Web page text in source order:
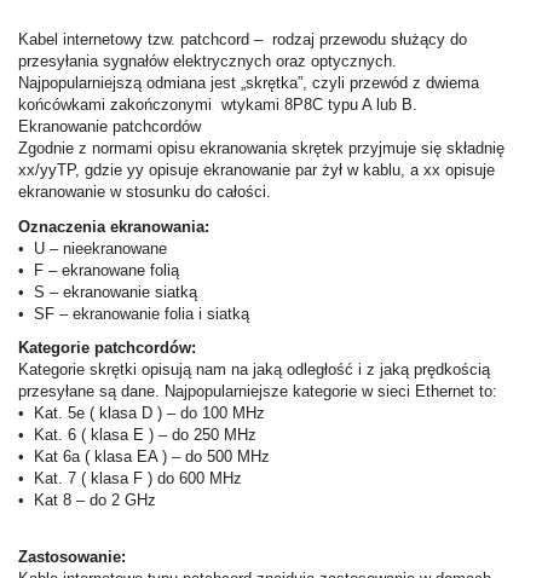
Kabel internetowy tzw. patchcord – rodzaj przewodu służący do
przesyłania sygnałów elektrycznych oraz optycznych.
Najpopularniejszą odmiana jest „skrętka”, czyli przewód z dwiema
końcówkami zakończonymi wtykami 8P8C typu A lub B.
Ekranowanie patchcordów
Zgodnie z normami opisu ekranowania skrętek przyjmuje się składnię
xx/yyTP, gdzie yy opisuje ekranowanie par żył w kablu, a xx opisuje
ekranowanie w stosunku do całości.
Oznaczenia ekranowania:
• U – nieekranowane
• F – ekranowane folią
• S – ekranowanie siatką
• SF – ekranowanie folia i siatką
Kategorie patchcordów:
Kategorie skrętki opisują nam na jaką odległość i z jaką prędkością
przesyłane są dane. Najpopularniejsze kategorie w sieci Ethernet to:
• Kat. 5e ( klasa D ) – do 100 MHz
• Kat. 6 ( klasa E ) – do 250 MHz
• Kat 6a ( klasa EA ) – do 500 MHz
• Kat. 7 ( klasa F ) do 600 MHz
• Kat 8 – do 2 GHz
Zastosowanie: